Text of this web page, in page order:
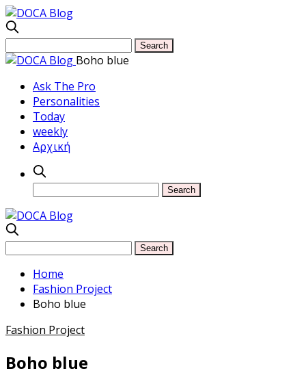
Boho blue
Ask The Pro
Personalities
Today
weekly
Αρχική
Home
Fashion Project
Boho blue
Fashion Project
Boho blue